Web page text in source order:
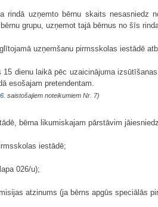
rindā uzņemto bērnu skaits nesasniedz
grupu, uzņemot tajā bērnus no šīs
uzņemšanu pirmsskolas iestādē
dienu laikā pēc uzaicinājuma
esošajam pretendentam.
saistošajiem noteikumiem Nr. 7)
bērna likumiskajam pārstāvim
iestādē;
026/u);
atzinums (ja bērns apgūs speciālās